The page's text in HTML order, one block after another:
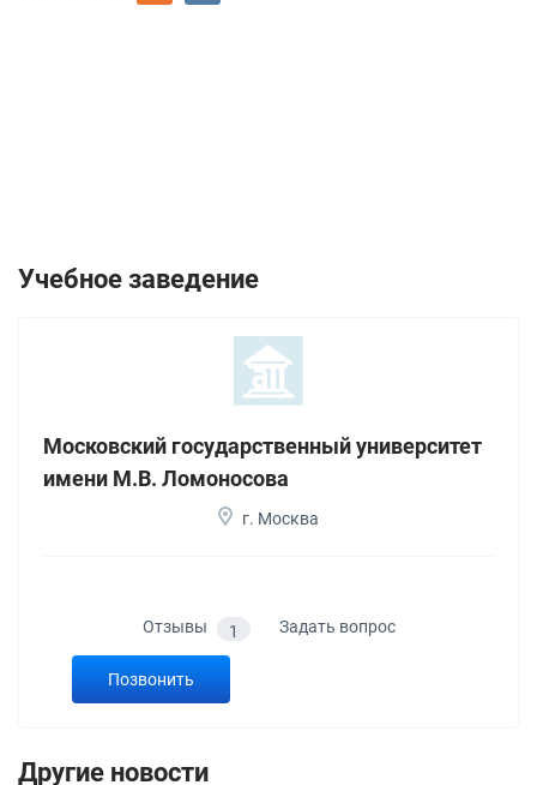
Учебное заведение
Московский государственный университет
имени М.В. Ломоносова
г. Москва
Отзывы 1 Задать вопрос
Позвонить
Другие новости